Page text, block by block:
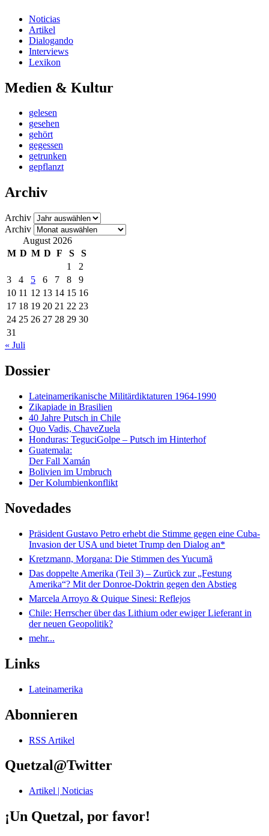
Noticias
Artikel
Dialogando
Interviews
Lexikon
Medien & Kultur
gelesen
gesehen
gehört
gegessen
getrunken
gepflanzt
Archiv
Archiv
Archiv
August 2026
M D M D F S
S
1
2
3
4 5 6 7 8
9
10 11 12 13 14 15 16
17 18 19 20 21 22 23
24 25 26 27 28 29 30
31
« Juli
Dossier
Lateinamerikanische Militärdiktaturen 1964-1990
Zikapiade in Brasilien
40 Jahre Putsch in Chile
Quo Vadis, ChaveZuela
Honduras: TeguciGolpe – Putsch im Hinterhof
Guatemala:
Der Fall Xamán
Bolivien im Umbruch
Der Kolumbienkonflikt
Novedades
Präsident Gustavo Petro erhebt die Stimme gegen eine Cuba-
Invasion der USA und bietet Trump den Dialog an*
Kretzmann, Morgana: Die Stimmen des Yucumã
Das doppelte Amerika (Teil 3) – Zurück zur „Festung
Amerika“? Mit der Donroe-Doktrin gegen den Abstieg
Marcela Arroyo & Quique Sinesi: Reflejos
Chile: Herrscher über das Lithium oder ewiger Lieferant in
der neuen Geopolitik?
mehr...
Links
Lateinamerika
Abonnieren
RSS Artikel
Quetzal@Twitter
Artikel | Noticias
¡Un Quetzal, por favor!